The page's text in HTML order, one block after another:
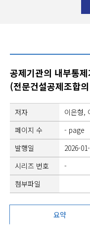
공제기관의 내부통
(전문건설공제조합
저자
이은형,
페이지 수
- page
발행일
2026-
시리즈 번호
-
첨부파일
요약